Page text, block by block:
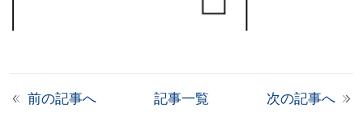
前の記事へ 記事一覧 次の記事へ